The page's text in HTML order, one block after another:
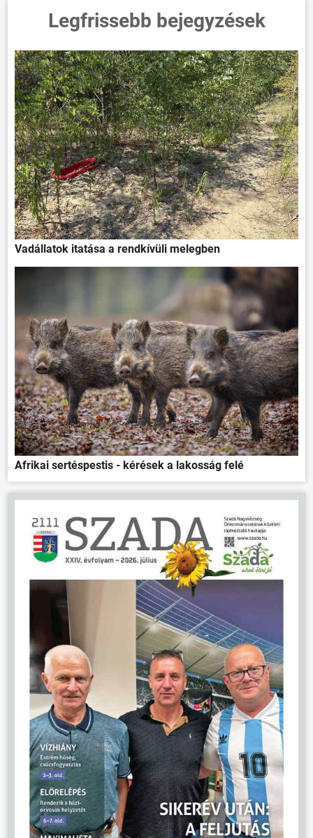
Legfrissebb bejegyzések
Vadállatok itatása a rendkívüli melegben
Afrikai sertéspestis - kérések a lakosság felé